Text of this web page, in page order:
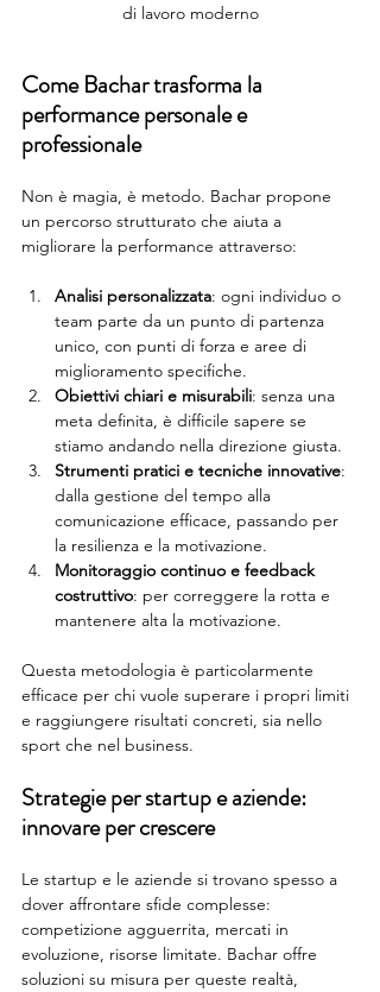
di lavoro moderno
Come Bachar trasforma la
performance personale e
professionale
Non è magia, è metodo. Bachar propone
un percorso strutturato che aiuta a
migliorare la performance attraverso:
Analisi personalizzata: ogni individuo o
team parte da un punto di partenza
unico, con punti di forza e aree di
miglioramento specifiche.
Obiettivi chiari e misurabili: senza una
meta definita, è difficile sapere se
stiamo andando nella direzione giusta.
Strumenti pratici e tecniche innovative:
dalla gestione del tempo alla
comunicazione efficace, passando per
la resilienza e la motivazione.
Monitoraggio continuo e feedback
costruttivo: per correggere la rotta e
mantenere alta la motivazione.
Questa metodologia è particolarmente
efficace per chi vuole superare i propri limiti
e raggiungere risultati concreti, sia nello
sport che nel business.
Strategie per startup e aziende:
innovare per crescere
Le startup e le aziende si trovano spesso a
dover affrontare sfide complesse:
competizione agguerrita, mercati in
evoluzione, risorse limitate. Bachar offre
soluzioni su misura per queste realtà,